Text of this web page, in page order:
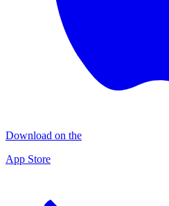
Download on the
App Store